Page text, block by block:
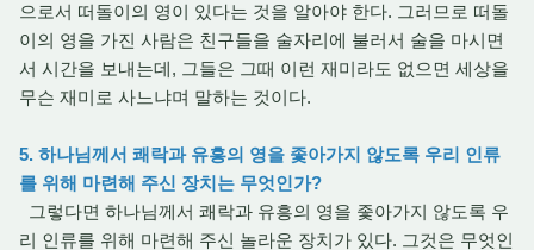
으로서 떠돌이의 영이 있다는 것을 알아야 한다. 그러므로 떠돌
이의 영을 가진 사람은 친구들을 술자리에 불러서 술을 마시면
서 시간을 보내는데, 그들은 그때 이런 재미라도 없으면 세상을
무슨 재미로 사느냐며 말하는 것이다.
5. 하나님께서 쾌락과 유흥의 영을 좇아가지 않도록 우리 인류
를 위해 마련해 주신 장치는 무엇인가?
그렇다면 하나님께서 쾌락과 유흥의 영을 좇아가지 않도록 우
리 인류를 위해 마련해 주신 놀라운 장치가 있다. 그것은 무엇인